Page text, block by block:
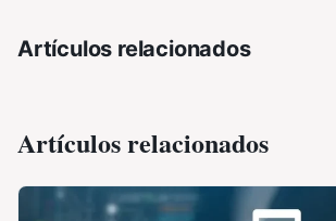
Artículos relacionados
Artículos relacionados